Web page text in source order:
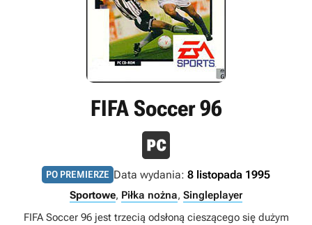
FIFA Soccer 96
PO PREMIERZE Data wydania: 8 listopada 1995
Sportowe, Piłka nożna, Singleplayer
FIFA Soccer 96 jest trzecią odsłoną cieszącego się dużym